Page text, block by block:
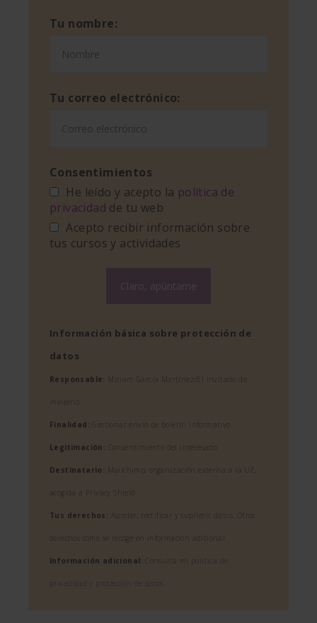
Tu nombre:
Tu correo electrónico:
Consentimientos
He leído y acepto la política de
privacidad de tu web
Acepto recibir información sobre
tus cursos y actividades
Información básica sobre protección de
datos
Responsable: Miriam García Martínez/El invitado de
invierno
Finalidad: Gestionar envío de boletín informativo
Legitimación: Consentimiento del interesado
Destinatario: Mailchimp, organización externa a la UE,
acogida a Privacy Shield
Tus derechos: Acceder, rectificar y suprimir datos. Otros
derechos como se recoge en información adicional
Información adicional: Consulta mi política de
privacidad y protección de datos